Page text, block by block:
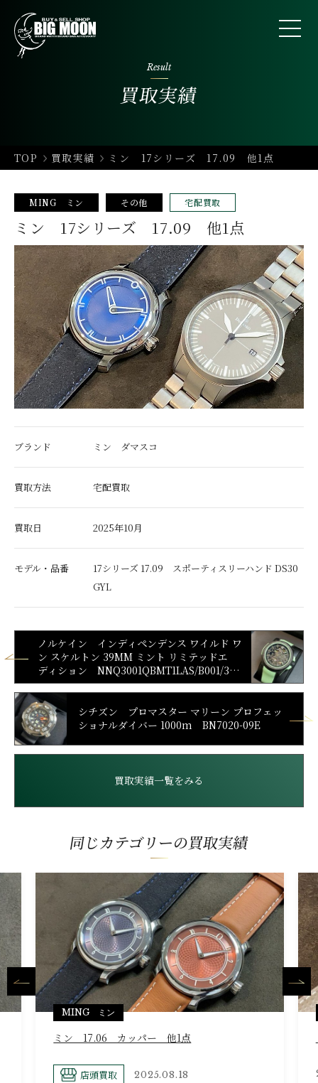
Result
買取実績
TOP 買取実績 ミン 17シリーズ 17.09 他1点
MING ミン その他 宅配買取
ミン 17シリーズ 17.09 他1点
ブランド ミン ダマスコ
買取方法 宅配買取
買取日 2025年10月
モデル・品番
17シリーズ 17.09 スポーティスリーハンド DS30
GYL
ノルケイン インディペンデンス ワイルド ワ
ン スケルトン 39MM ミント リミテッドエ
ディション NNQ3001QBMT1LAS/B001/3W
2MTBR.18BQ
買取実績一覧をみる
シチズン プロマスター マリーン プロフェッ
ショナルダイバー 1000m BN7020-09E
同じカテゴリーの買取実績
MING ミン
ミン 17.06 カッパー 他1点
店頭買取 2025.08.18